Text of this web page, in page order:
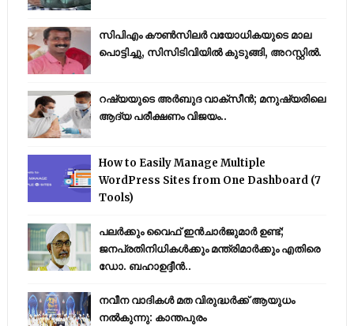
സിപിഎം കൗണ്‍സിലര്‍ വയോധികയുടെ മാല
പൊട്ടിച്ചു, സിസിടിവിയില്‍ കുടുങ്ങി, അറസ്റ്റില്‍.
റഷ്യയുടെ അര്‍ബുദ വാക്‌സീന്‍; മനുഷ്യരിലെ
ആദ്യ പരീക്ഷണം വിജയം..
How to Easily Manage Multiple
WordPress Sites from One Dashboard (7
Tools)
പലർക്കും വൈഫ് ഇൻചാർജുമാർ ഉണ്ട്;
ജനപ്രതിനിധികൾക്കും മന്ത്രിമാർക്കും എതിരെ
ഡോ. ബഹാഉദ്ദീൻ..
നവീന വാദികൾ മത വിരുദ്ധർക്ക് ആയുധം
നൽകുന്നു: കാന്തപുരം